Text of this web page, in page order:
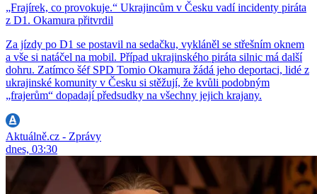
„Frajírek, co provokuje.“ Ukrajincům v Česku vadí incidenty piráta
z D1. Okamura přitvrdil
Za jízdy po D1 se postavil na sedačku, vykláněl se střešním oknem
a vše si natáčel na mobil. Případ ukrajinského piráta silnic má další
dohru. Zatímco šéf SPD Tomio Okamura žádá jeho deportaci, lidé z
ukrajinské komunity v Česku si stěžují, že kvůli podobným
„frajerům“ dopadají předsudky na všechny jejich krajany.
Aktuálně.cz - Zprávy
dnes, 03:30